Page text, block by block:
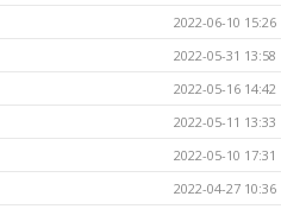
2022-06-10 15:26
2022-05-31 13:58
2022-05-16 14:42
2022-05-11 13:33
2022-05-10 17:31
2022-04-27 10:36